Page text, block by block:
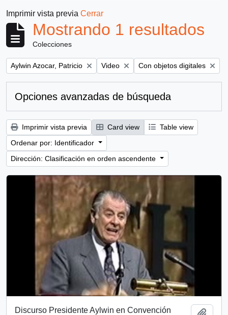
Imprimir vista previa Cerrar
Mostrando 1 resultados
Colecciones
Remove filter:
Aylwin Azocar, Patricio Remove filter:
Video Remove filter:
Con objetos digitales
Opciones avanzadas de búsqueda
Imprimir vista previa Card view
Table view
Ordenar por: Identificador
Dirección: Clasificación en orden ascendente
Discurso Presidente Aylwin en Convención